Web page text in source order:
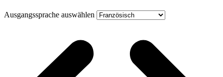
Ausgangssprache auswählen